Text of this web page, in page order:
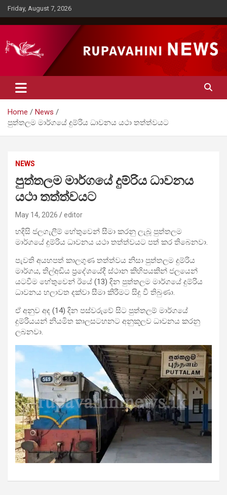
Skip
to
content
Friday, August 7, 2026
Rupavahini News
Home
News
පුත්තලම මාර්ගයේ දුම්රිය ධාවනය යථා තත්ත්වයට
NEWS
පුත්තලම මාර්ගයේ දුම්රිය ධාවනය
යථා තත්ත්වයට
May 14, 2026 editor
හදිසි ජලගැලීම් හේතුවෙන් සීමා කරනු ලැබූ පුත්තලම
මාර්ගයේ දුම්රිය ධාවනය යථා තත්ත්වයට පත් කර තිබෙනවා.
පැවති අයහපත් කාලගුණ තත්ත්වය නිසා පුත්තලම දුම්රිය
මාර්ගය, තිල්අඩිය ප්‍රදේශයේදී ස්ථාන කිහිපයකින් ජලයෙන්
යටවීම හේතුවෙන් ඊයේ (13) දින පුත්තලම මාර්ගයේ දුම්රිය
ධාවනය හලාවත දක්වා සීමා කිරීමට සිදු වී තිබුණා.
ඒ අනුව අද (14) දින පස්වරුවේ සිට පුත්තලම් මාර්ගයේ
දුම්රියයන් නියමිත කාලසටහනට අනුකූලව ධාවනය කරනු
ලබනවා.